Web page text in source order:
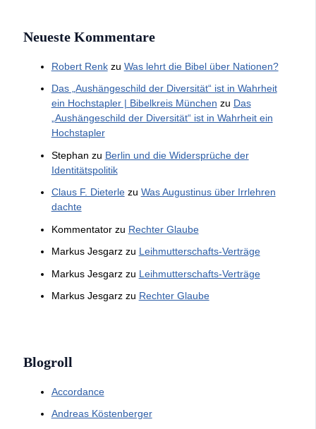
Neueste Kommentare
Robert Renkzu Was lehrt die Bibel über Nationen?
Das „Aushängeschild der Diversität“ ist in Wahrheit
ein Hochstapler | Bibelkreis München zu Das
„Aushängeschild der Diversität“ ist in Wahrheit ein
Hochstapler
Stephan zu Berlin und die Widersprüche der
Identitätspolitik
Claus F. Dieterlezu Was Augustinus über Irrlehren
dachte
Kommentatorzu Rechter Glaube
Markus Jesgarzzu Leihmutterschafts-Verträge
Markus Jesgarzzu Leihmutterschafts-Verträge
Markus Jesgarzzu Rechter Glaube
Blogroll
Accordance
Andreas Köstenberger